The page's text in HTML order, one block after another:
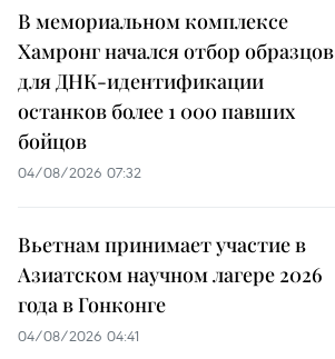
В мемориальном комплексе
Хамронг начался отбор образцов
для ДНК-идентификации
останков более 1 000 павших
бойцов
04/08/2026 07:32
Вьетнам принимает участие в
Азиатском научном лагере 2026
года в Гонконге
04/08/2026 04:41